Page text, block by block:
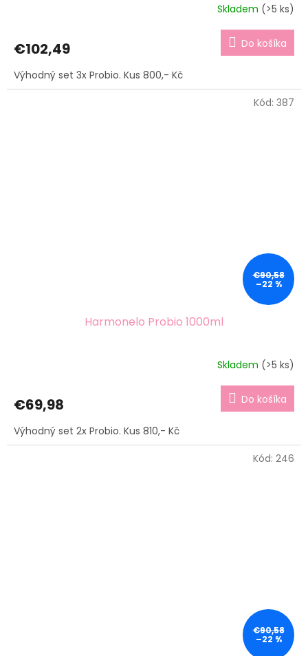
Skladem (>5 ks)
€102,49 Do košíka
Výhodný set 3x Probio. Kus 800,- Kč
€90,58
–22 %
Harmonelo Probio 1000ml
Skladem (>5 ks)
€69,98 Do košíka
Výhodný set 2x Probio. Kus 810,- Kč
Kód: 387
€90,58
–22 %
Kód: 246